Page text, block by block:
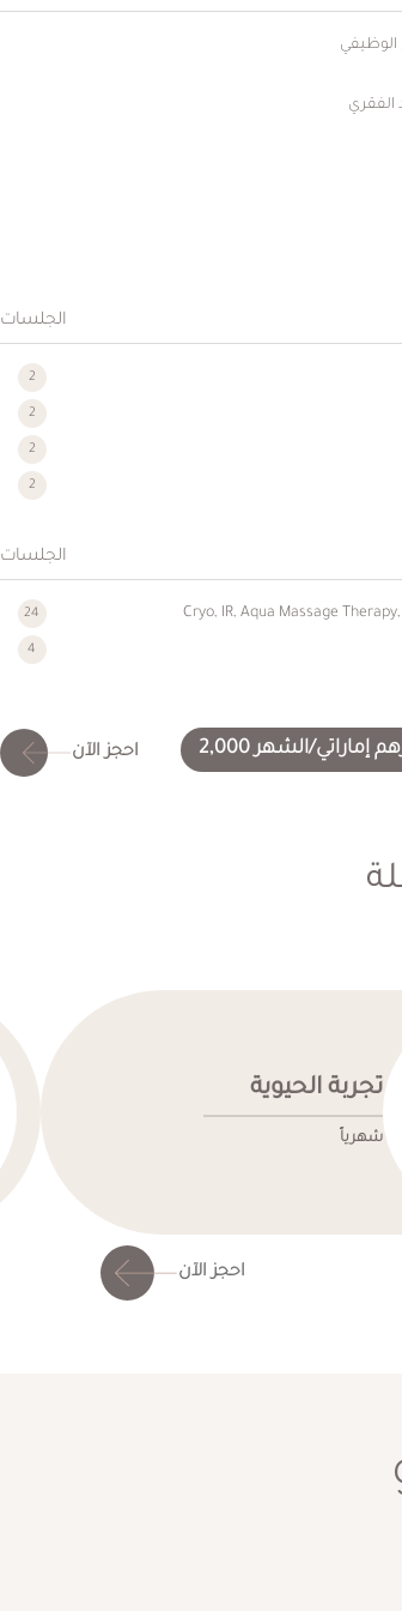
الجلسات
2
2
2
2
الجلسات
Cryo, IR, Aqua Massage
24
4
الشهر 2,000 احجز الآن
تجربة الحيوية
شهرياً
احجز الآن